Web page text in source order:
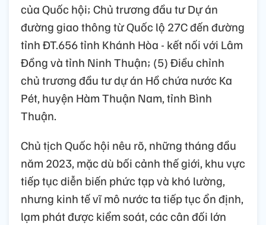
của Quốc hội; Chủ trương đầu tư Dự án
đường giao thông từ Quốc lộ 27C đến đường
tỉnh ĐT.656 tỉnh Khánh Hòa - kết nối với Lâm
Đồng và tỉnh Ninh Thuận; (5) Điều chỉnh
chủ trương đầu tư dự án Hồ chứa nước Ka
Pét, huyện Hàm Thuận Nam, tỉnh Bình
Thuận.
Chủ tịch Quốc hội nêu rõ, những tháng đầu
năm 2023, mặc dù bối cảnh thế giới, khu vực
tiếp tục diễn biến phức tạp và khó lường,
nhưng kinh tế vĩ mô nước ta tiếp tục ổn định,
lạm phát được kiểm soát, các cân đối lớn